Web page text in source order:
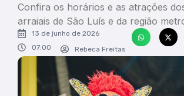
Confira os horários e as atrações
arraiais de São Luís e da região
13 de junho de 2026
07:00
Rebeca Freitas